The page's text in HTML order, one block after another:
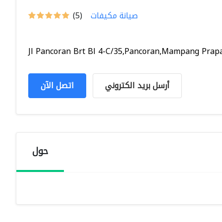
(5) صيانة مكيفات
Jl Pancoran Brt Bl 4-C/35,Pancoran,Mampang
اتصل الآن أرسل بريد الكتروني
حول